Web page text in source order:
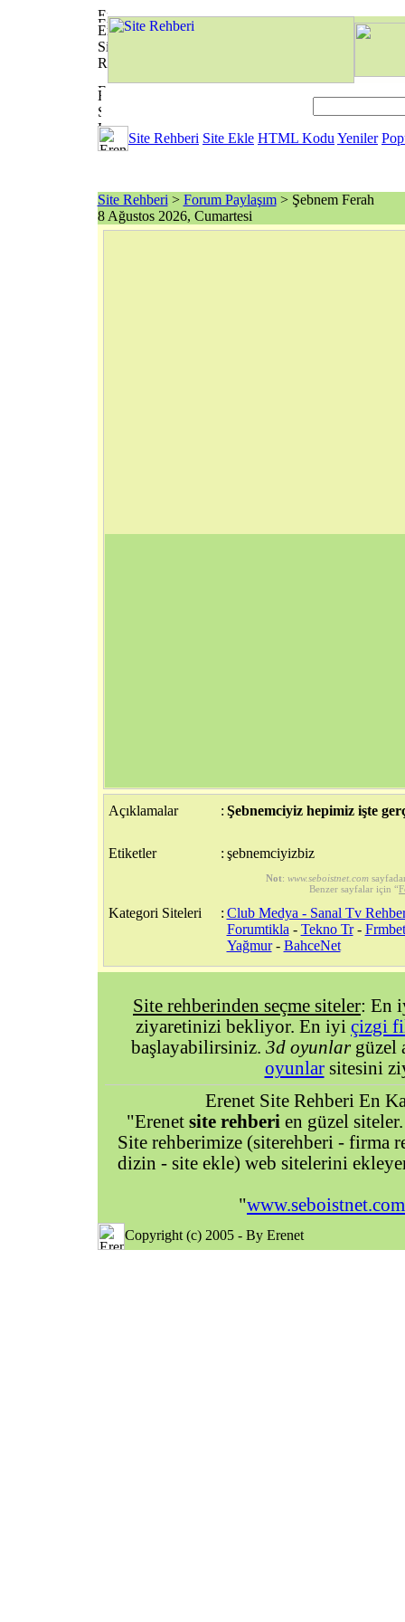
Site Rehberi Site Ekle HTML Kodu Yeniler
Site Rehberi > Forum Paylaşım> Şebnem Ferah
8 Ağustos 2026, Cumartesi
Açıklamalar : Şebnemciyiz hepimiz işte
Etiketler : şebnemciyizbiz
Not: www.seboistnet.com
Benzer sayfalar için “
Kategori Siteleri : Club Medya - Sanal Tv
Forumtikla - Tekno Tr-
Yağmur- BahceNet
Site rehberinden seçme siteler: En
ziyaretinizi bekliyor. En iyi çizgi
başlayabilirsiniz. 3d oyunlargüzel
oyunlarsitesini
Erenet Site Rehberi En
"Erenet site rehberi en güzel
Site rehberimize (siterehberi - firma
dizin - site ekle) web sitelerini
"www.seboistnet.com
Copyright (c) 2005 - By Erenet